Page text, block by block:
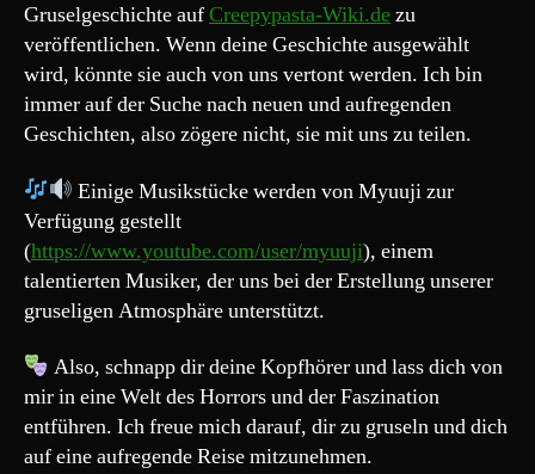
Gruselgeschichte aufCreepypasta-Wiki.dezu
veröffentlichen. Wenn deine Geschichte ausgewählt
wird, könnte sie auch von uns vertont werden. Ich bin
immer auf der Suche nach neuen und aufregenden
Geschichten, also zögere nicht, sie mit uns zu teilen.
Einige Musikstücke werden von Myuuji zur
Verfügung gestellt
(https://www.youtube.com/user/myuuji), einem
talentierten Musiker, der uns bei der Erstellung unserer
gruseligen Atmosphäre unterstützt.
Also, schnapp dir deine Kopfhörer und lass dich von
mir in eine Welt des Horrors und der Faszination
entführen. Ich freue mich darauf, dir zu gruseln und dich
auf eine aufregende Reise mitzunehmen.